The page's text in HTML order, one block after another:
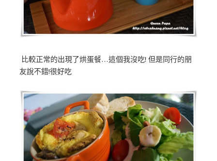
比較正常的出現了烘蛋餐…這個我沒吃! 但是同行的朋
友說不錯!很好吃